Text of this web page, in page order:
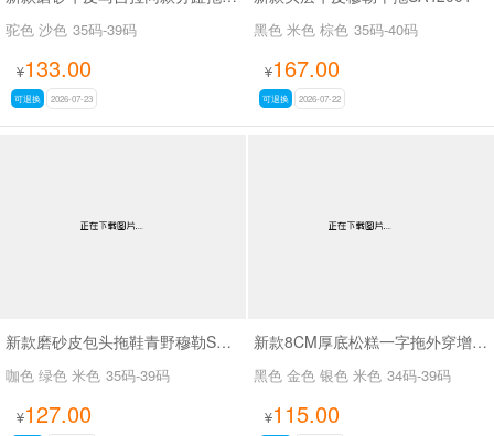
驼色 沙色 35码-39码
¥133.00
可退换 2026-07-23
黑色 米色 棕色 35码-40码
¥167.00
可退换 2026-07-22
新款磨砂皮包头拖鞋青野穆勒SA7129
咖色 绿色 米色 35码-39码
¥127.00
新款8CM厚底松糕一字拖外穿增高沙滩拖鞋SA2670
黑色 金色 银色 米色 34码-39码
¥115.00